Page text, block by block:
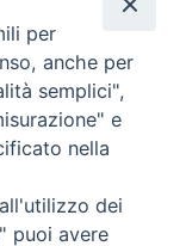
Cervia
per
anche per
semplici",
e
nella
dei
puoi avere